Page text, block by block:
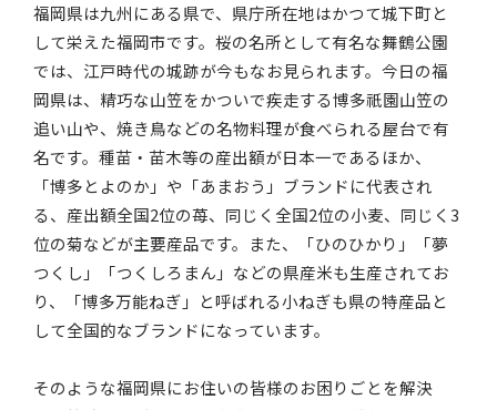
福岡県は九州にある県で、県庁所在地はかつて城下町と
して栄えた福岡市です。桜の名所として有名な舞鶴公園
では、江戸時代の城跡が今もなお見られます。今日の福
岡県は、精巧な山笠をかついで疾走する博多祇園山笠の
追い山や、焼き鳥などの名物料理が食べられる屋台で有
名です。種苗・苗木等の産出額が日本一であるほか、
「博多とよのか」や「あまおう」ブランドに代表され
る、産出額全国2位の苺、同じく全国2位の小麦、同じく3
位の菊などが主要産品です。また、「ひのひかり」「夢
つくし」「つくしろまん」などの県産米も生産されてお
り、「博多万能ねぎ」と呼ばれる小ねぎも県の特産品と
して全国的なブランドになっています。
そのような福岡県にお住いの皆様のお困りごとを解決